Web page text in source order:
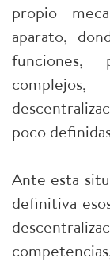
propio
aparato,
funciones,
poco
Ante esta
definitiva